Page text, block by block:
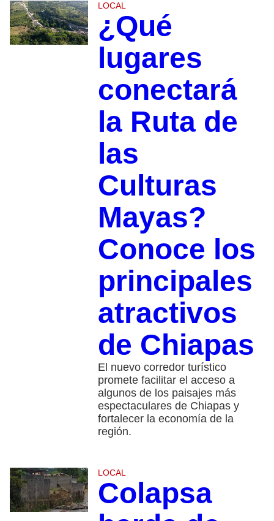
LOCAL
¿Qué
lugares
conectará
la Ruta de
las
Culturas
Mayas?
Conoce los
principales
atractivos
de Chiapas
El nuevo corredor turístico
promete facilitar el acceso a
algunos de los paisajes más
espectaculares de Chiapas y
fortalecer la economía de la
región.
LOCAL
Colapsa